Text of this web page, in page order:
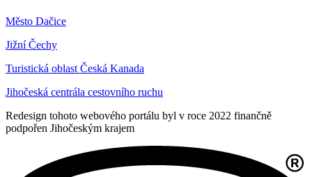
Město Dačice
Jižní Čechy
Turistická oblast Česká Kanada
Jihočeská centrála cestovního ruchu
Redesign tohoto webového portálu byl v roce 2022 finančně
podpořen Jihočeským krajem